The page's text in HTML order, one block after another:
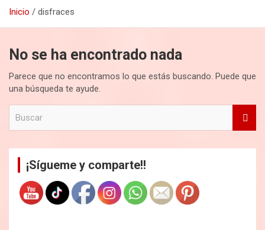
Inicio disfraces
No se ha encontrado nada
Parece que no encontramos lo que estás buscando. Puede que
una búsqueda te ayude.
c
¡Sígueme y comparte!!